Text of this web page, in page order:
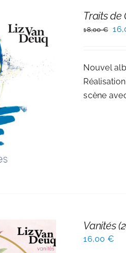
Traits de
18,00€ Le
Nouvel
scène
Vanités
16,00 €